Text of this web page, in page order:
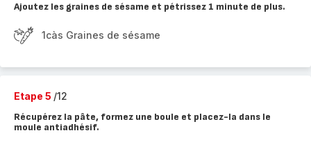
Ajoutez les graines de sésame et pétrissez 1 minute de plus.
1càs Graines de sésame
Etape 5 /12
Récupérez la pâte, formez une boule et placez-la dans le
moule antiadhésif.